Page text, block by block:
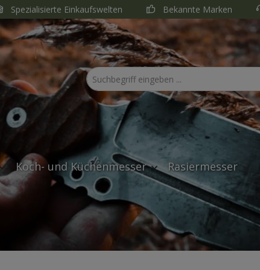
Spezialisierte Einkaufswelten Bekannte Marken
Koch- und Küchenmesser Rasiermesser